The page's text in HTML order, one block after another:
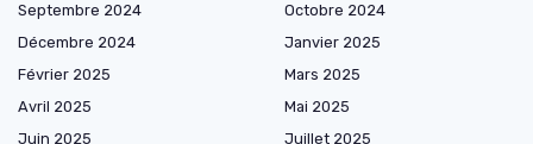
Septembre 2024
Octobre 2024
Décembre 2024
Janvier 2025
Février 2025
Mars 2025
Avril 2025
Mai 2025
Juin 2025
Juillet 2025